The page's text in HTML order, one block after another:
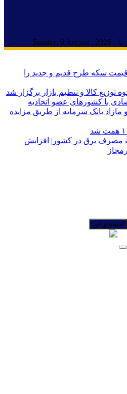
سکه طرح قدیم و جدید را
کالا و تنظیم بازار برگزار شد
با کشورهای عضو اتحادیه
مازاد بانک سرمایه از طریق مزایده
مصرف برق در کشور| افزایش
جستجو کن